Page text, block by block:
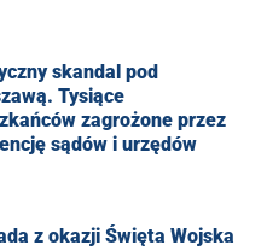
skandal pod
Tysiące
zagrożone przez
sądów i urzędów
z okazji Święta Wojska